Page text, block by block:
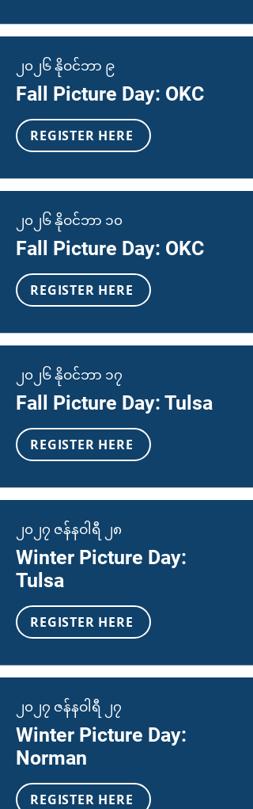
၂၀၂၆ နိုဝင်ဘာ ၉
Fall Picture Day: OKC
REGISTER HERE
၂၀၂၆ နိုဝင်ဘာ ၁၀
Fall Picture Day: OKC
REGISTER HERE
၂၀၂၆ နိုဝင်ဘာ ၁၇
Fall Picture Day: Tulsa
REGISTER HERE
၂၀၂၇ ဇန်နဝါရီ ၂၈
Winter Picture Day:
Tulsa
REGISTER HERE
၂၀၂၇ ဇန်နဝါရီ ၂၇
Winter Picture Day:
Norman
REGISTER HERE